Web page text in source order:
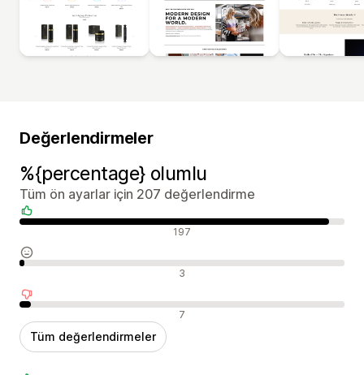
Değerlendirmeler
%{percentage} olumlu
Tüm ön ayarlar için 207 değerlendirme
Olumlu değerlendirmeler 197
Nötr değerlendirmeler 3
Olumsuz değerlendirmeler 7
Tüm değerlendirmeler